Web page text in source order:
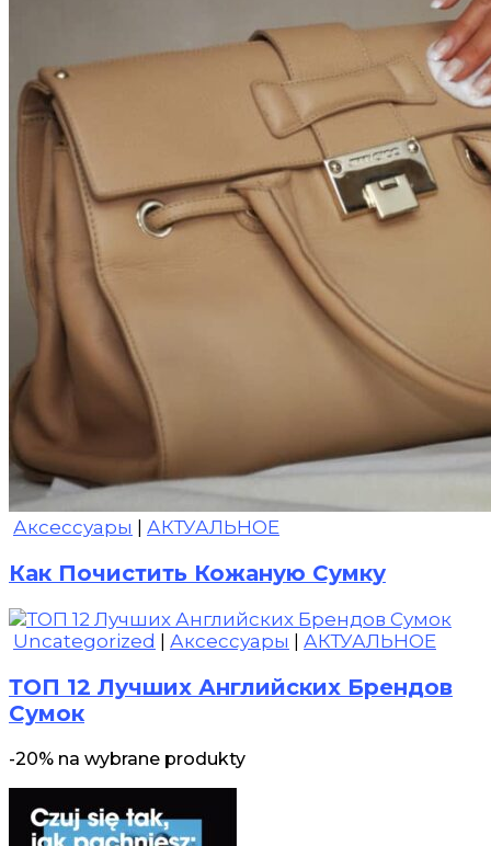
Аксессуары АКТУАЛЬНОЕ
Как Почистить Кожаную Сумку
Uncategorized | Аксессуары | АКТУАЛЬНОЕ
ТОП 12 Лучших Английских Брендов
Сумок
-20% na wybrane produkty